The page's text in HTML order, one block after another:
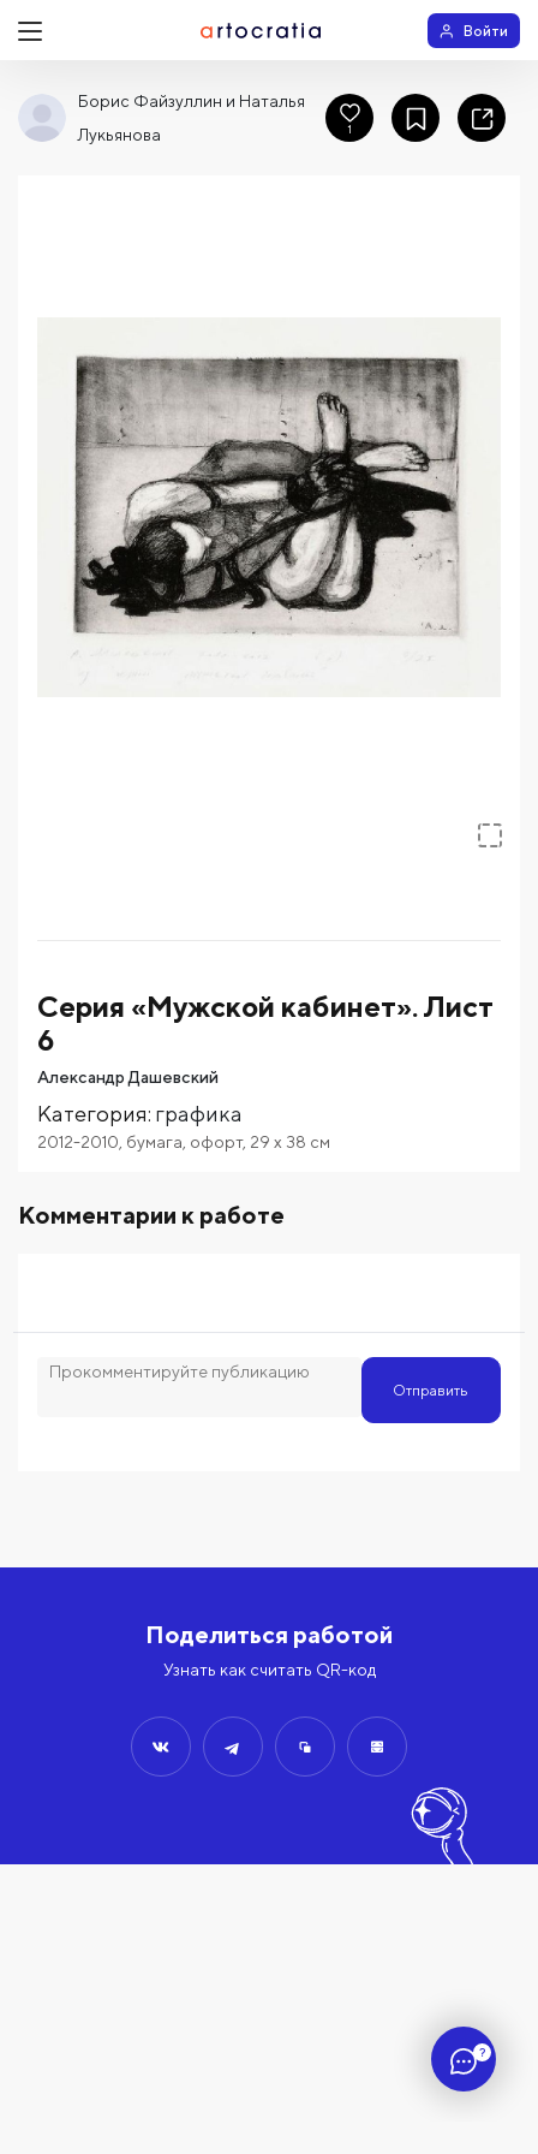
?
Войти
Серия «Мужской кабинет». Лист
6
Александр Дашевский
Категория: графика
2012-2010 бумага офорт, 29 x 38 см
Комментарии к работе
Отправить
Борис Файзуллин и Наталья
Лукьянова
1
Поделиться работой
Узнать как считать QR-код